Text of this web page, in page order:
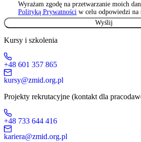
Wyrażam zgodę na przetwarzanie moich
Polityką Prywatności w celu odpowiedzi na
Kursy i szkolenia
+48 601 357 865
kursy@zmid.org.pl
Projekty rekrutacyjne (kontakt dla
+48 733 644 416
kariera@zmid.org.pl